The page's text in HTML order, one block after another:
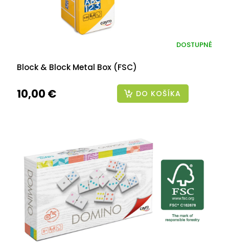
Block & Block Metal Box (FSC)
DOSTUPNÉ
10,00 € DO KOŠÍKA